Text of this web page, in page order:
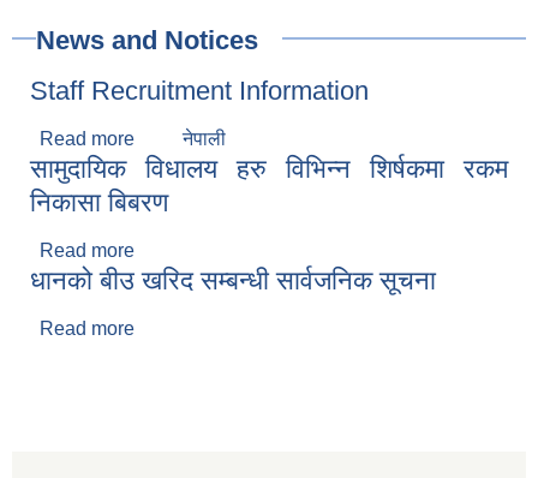
News and Notices
Staff Recruitment Information
Read more about Staff Recruitment Information
नेपाली
सामुदायिक विधालय हरु विभिन्न शिर्षकमा रकम
निकासा बिबरण
Read more
निकासा बिबरण
धानको बीउ खरिद सम्बन्धी सार्वजनिक सूचना
Read more